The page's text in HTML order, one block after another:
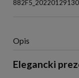
Opis
Elegancki